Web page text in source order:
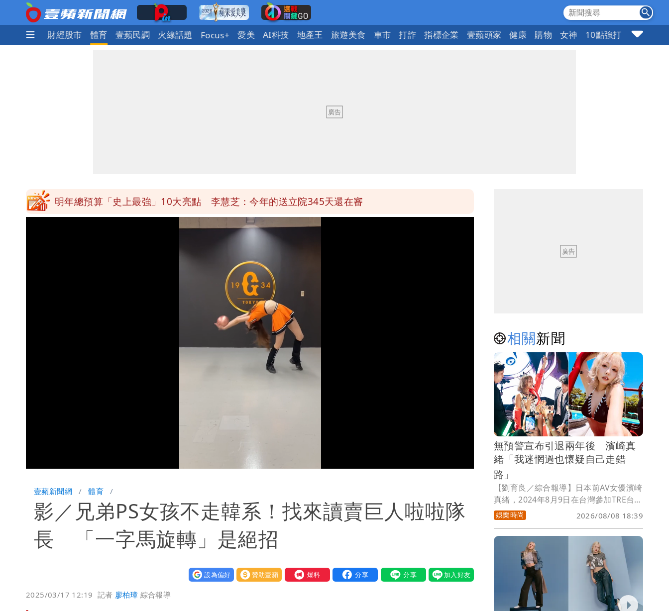
國際 財經股市 體育 壹蘋民調 火線話題 Focus+ 愛美 AI科技 地產王 旅遊美食 車市 打詐 指標企業 壹蘋頭家 健康 購物 女神 10點強打
明年總預算「史上最強」10大亮點 李慧芝：今年的送立院345天還在審
影片｜颱風接近硬闖海邊觀浪「4口家-1」 9歲兒捲入海裡消失了
買BNT遭詐10億元 王尚智疑「慈濟決策高層牽涉其中」才不提告
「我是台灣人」胸章竟是中國製 Cheap：愛台灣只是發財的口號
100.00%
壹蘋新聞網 體育
影／兄弟PS女孩不走韓系！找來讀賣巨人啦啦隊
長 「一字馬旋轉」是絕招
設為偏好 贊助壹蘋 我要爆料
2025/03/17 12:19 記者 廖柏璋 綜合報導
相關新聞
無預警宣布引退兩年後 濱崎真
緒「我迷惘過也懷疑自己走錯
路」
【劉育良／綜合報導】日本前AV女優濱崎
真緒，2024年8月9日在台灣參加TRE台北
國際成人展時，無預警在台上宣布「我要
引退了」，當時震驚許多人。如今距離她
宣布引退過去兩年，她坦言自己也曾迷
惘、認為自己就是一時衝動，但這兩年來
她一步步走向第二人生，她想對兩年前的
自己說「謝謝妳當時那麼勇敢」。
娛樂時尚 2026/08/08 18:39